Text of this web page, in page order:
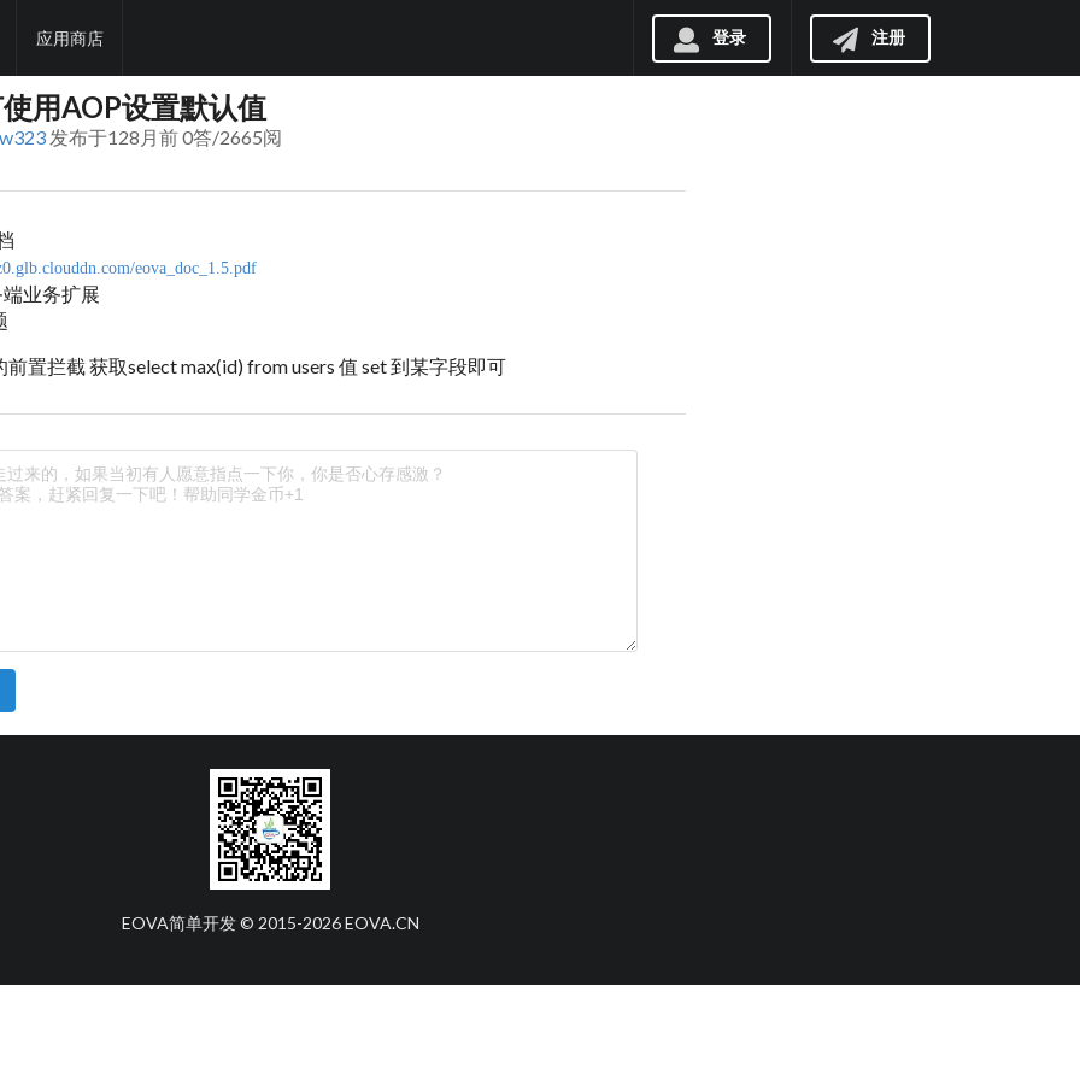
应用商店 登录 注册
用AOP设置默认值
发布于128月前 0答/2665阅
eova_doc_1.5.pdf
业务扩展
置拦截 获取select max(id) from users 值 set 到某字段即可
EOVA简单开发 © 2015-2026EOVA.CN